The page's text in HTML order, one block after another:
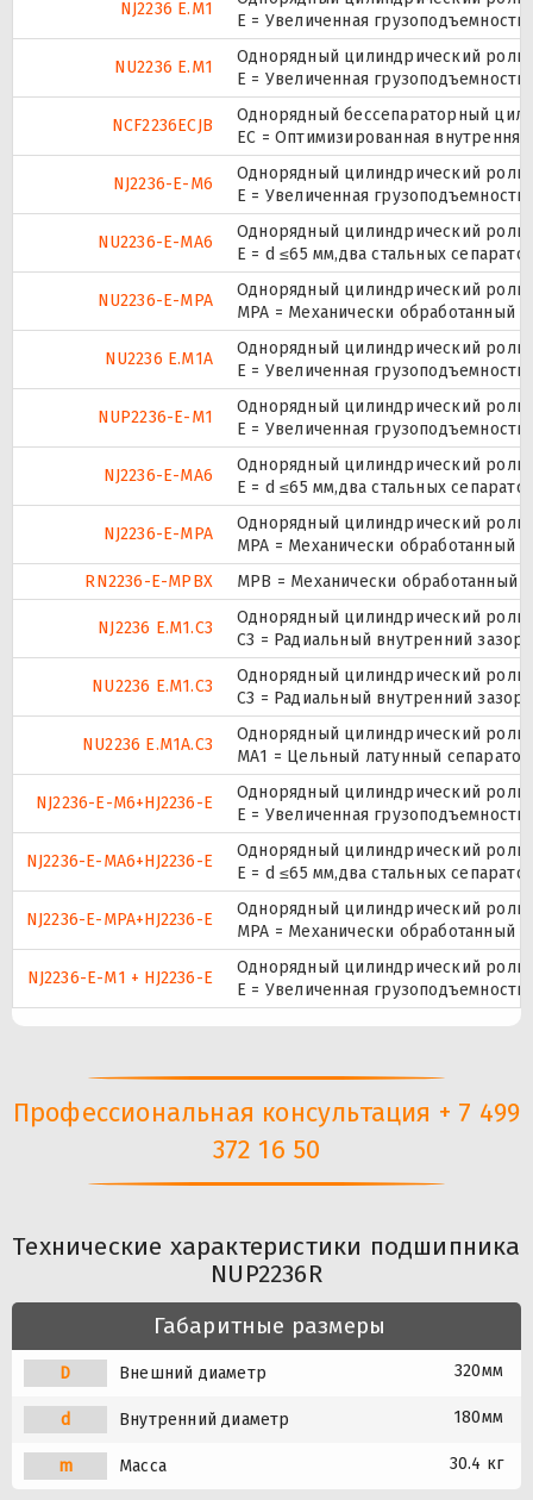
NJ2236 E.M1
E = Увеличенная
NU2236 E.M1
Однорядный цилиндрический
E = Увеличенная
NCF2236ECJB
Однорядный бессепараторный
EC = Оптимизированная
NJ2236-E-M6
Однорядный цилиндрический
E = Увеличенная
NU2236-E-MA6
Однорядный цилиндрический
E = d ≤65 мм,два стальных
NU2236-E-MPA
Однорядный цилиндрический
MPA = Механически обработанный
NU2236 E.M1A
Однорядный цилиндрический
E = Увеличенная
NUP2236-E-M1
Однорядный цилиндрический
E = Увеличенная
NJ2236-E-MA6
Однорядный цилиндрический
E = d ≤65 мм,два стальных
NJ2236-E-MPA
Однорядный цилиндрический
MPA = Механически обработанный
RN2236-E-MPBX
MPB = Механически обработанный
NJ2236 E.M1.C3
Однорядный цилиндрический
C3 = Радиальный внутренний
NU2236 E.M1.C3
Однорядный цилиндрический
C3 = Радиальный внутренний
NU2236 E.M1A.C3
Однорядный цилиндрический
МА1 = Цельный латунный
NJ2236-E-M6+HJ2236-E
Однорядный цилиндрический
E = Увеличенная
NJ2236-E-MA6+HJ2236-E
Однорядный цилиндрический
E = d ≤65 мм,два стальных
NJ2236-E-MPA+HJ2236-E
Однорядный цилиндрический
MPA = Механически обработанный
NJ2236-E-M1 + HJ2236-E
Однорядный цилиндрический
E = Увеличенная
Профессиональная консультация + 7 499
372 16 50
Технические характеристики подшипника
NUP2236R
Габаритные размеры
D Внешний диаметр 320мм
d Внутренний диаметр 180мм
m Масса 30.4 кг